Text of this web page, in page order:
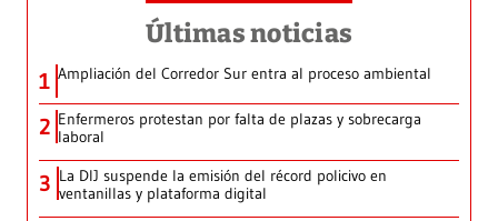
Últimas noticias
1 Ampliación del Corredor Sur entra al proceso ambiental
2 Enfermeros protestan por falta de plazas y sobrecarga
laboral
3 La DIJ suspende la emisión del récord policivo en
ventanillas y plataforma digital